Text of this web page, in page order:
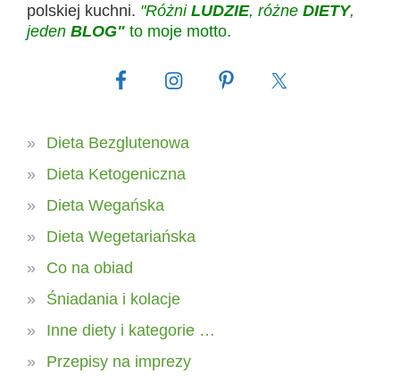
polskiej kuchni. "Różni LUDZIE, różne DIETY,
jeden BLOG" to moje motto.
Dieta Bezglutenowa
Dieta Ketogeniczna
Dieta Wegańska
Dieta Wegetariańska
Co na obiad
Śniadania i kolacje
Inne diety i kategorie …
Przepisy na imprezy